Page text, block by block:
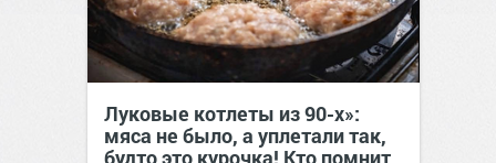
Луковые котлеты из 90-х»:
мяса не было, а уплетали так,
будто это курочка! Кто помнит